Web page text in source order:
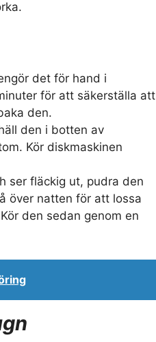
det för hand i
för att säkerställa att
den.
den i botten av
Kör diskmaskinen
ser fläckig ut, pudra den
över natten för att lossa
den sedan genom en